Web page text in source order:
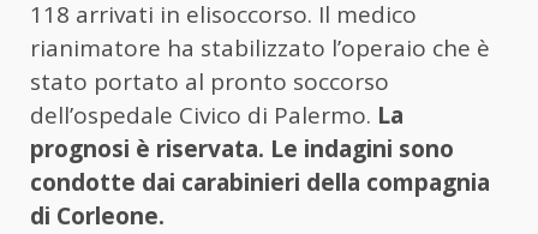
118 arrivati in elisoccorso. Il medico
rianimatore ha stabilizzato l’operaio che è
stato portato al pronto soccorso
dell’ospedale Civico di Palermo. La
prognosi è riservata. Le indagini sono
condotte dai carabinieri della compagnia
di Corleone.